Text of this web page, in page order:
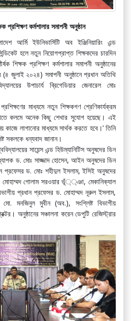
প্রশিক্ষণ কর্মশালার সমাপনী অনুষ্ঠান
আর্মি ইউনিভার্সিটি অব ইঞ্জিনিয়ারিং এন্ড
হলে নতুন নিয়োগপ্রাপ্ত শিক্ষকদের চারদিন
শিক্ষক প্রশিক্ষণ কর্মশালার সমাপনী অনুষ্ঠানের
জুলাই ২০২৪) সমাপনী অনুষ্ঠানে প্রধান অতিথি
উপাচার্য ব্রিগেডিয়ার জেনারেল মোঃ
মাধ্যমে নতুন শিক্ষকগণ শ্রেণিকার্যক্রম
কলমে অনেক কিছু শেখার সুযোগ হয়েছে। এই
কাজে লাগানোর মাধ্যমে সার্থক করতে হবে।’ তিনি
সকলকে ধন্যবাদ জানান।
সায়েন্স এন্ড হিউম্যানিটিস অনুষদের ডিন
ড. মোঃ সাজ্জাদ হোসেন, আইন অনুষদের ডিন
প্রফেসর ড. মোঃ শহীদুল ইসলাম, ইসিই অনুষদের
মোহাম্মদ গোলাম সরওয়ার ভূঁ্্ঞা, মেকানিক্যাল
প্রধান প্রফেসর ড. মোহাম্মদ নূরুল ইসলাম,
মনজিনুল মুবীন (অব.), সংশ্লিষ্ট বিভাগীয়
অনুষ্ঠানের সঞ্চালনা করেন ডেপুটি রেজিস্ট্রার